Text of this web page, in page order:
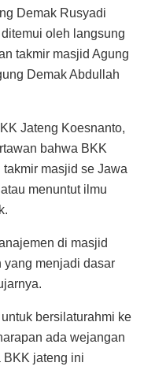
Demak Rusyadi
oleh langsung
takmir masjid Agung
Demak Abdullah
Jateng Koesnanto,
bahwa BKK
masjid se Jawa
menuntut ilmu
di masjid
yang menjadi dasar
bersilaturahmi ke
ada wejangan
BKK jateng ini